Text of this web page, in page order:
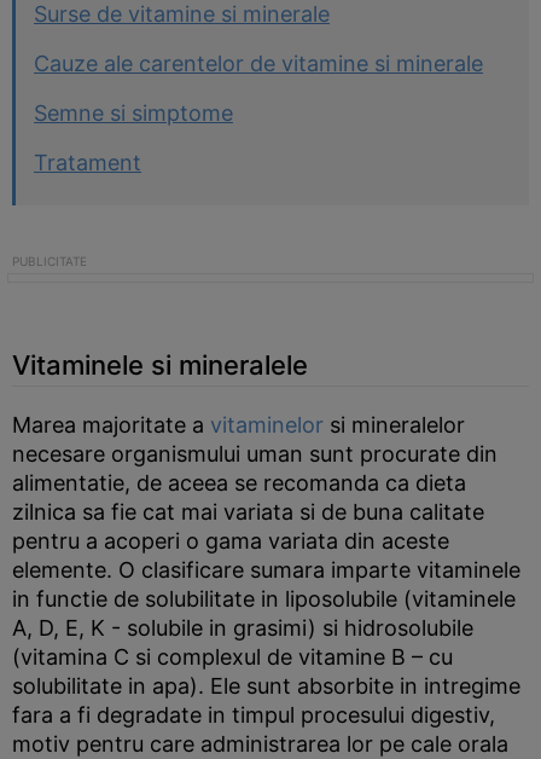
Surse de vitamine si minerale
Cauze ale carentelor de vitamine si minerale
Semne si simptome
Tratament
Vitaminele si mineralele
Marea majoritate a vitaminelor si mineralelor
necesare organismului uman sunt procurate din
alimentatie, de aceea se recomanda ca dieta
zilnica sa fie cat mai variata si de buna calitate
pentru a acoperi o gama variata din aceste
elemente. O clasificare sumara imparte vitaminele
in functie de solubilitate in liposolubile (vitaminele
A, D, E, K - solubile in grasimi) si hidrosolubile
(vitamina C si complexul de vitamine B – cu
solubilitate in apa). Ele sunt absorbite in intregime
fara a fi degradate in timpul procesului digestiv,
motiv pentru care administrarea lor pe cale orala